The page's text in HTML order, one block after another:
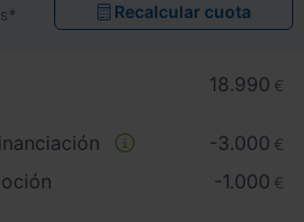
Recalcular cuota
18.990 €
-3.000 €
-1.000 €